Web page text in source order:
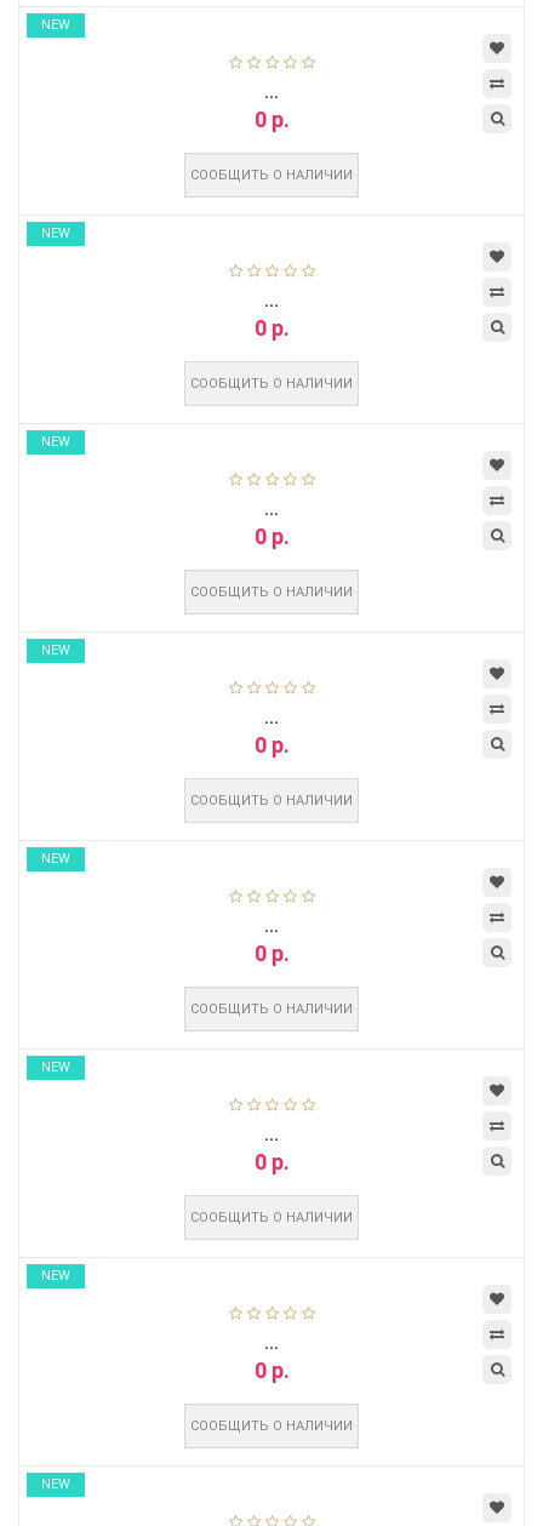
NEW
...
0 р.
СООБЩИТЬ О НАЛИЧИИ
NEW
...
0 р.
СООБЩИТЬ О НАЛИЧИИ
NEW
...
0 р.
СООБЩИТЬ О НАЛИЧИИ
NEW
...
0 р.
СООБЩИТЬ О НАЛИЧИИ
NEW
...
0 р.
СООБЩИТЬ О НАЛИЧИИ
NEW
...
0 р.
СООБЩИТЬ О НАЛИЧИИ
NEW
...
0 р.
СООБЩИТЬ О НАЛИЧИИ
NEW